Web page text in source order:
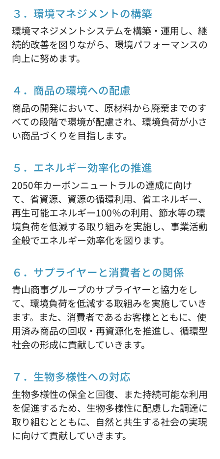
３．環境マネジメントの構築
環境マネジメントシステムを構築・運用し、継
続的改善を図りながら、環境パフォーマンスの
向上に努めます。
４．商品の環境への配慮
商品の開発において、原材料から廃棄までのす
べての段階で環境が配慮され、環境負荷が小さ
い商品づくりを目指します。
５．エネルギー効率化の推進
2050年カーボンニュートラルの達成に向け
て、省資源、資源の循環利用、省エネルギー、
再生可能エネルギー100％の利用、節水等の環
境負荷を低減する取り組みを実施し、事業活動
全般でエネルギー効率化を図ります。
６．サプライヤーと消費者との関係
青山商事グループのサプライヤーと協力をし
て、環境負荷を低減する取組みを実施していき
ます。また、消費者であるお客様とともに、使
用済み商品の回収・再資源化を推進し、循環型
社会の形成に貢献していきます。
７．生物多様性への対応
生物多様性の保全と回復、また持続可能な利用
を促進するため、生物多様性に配慮した調達に
取り組むとともに、自然と共生する社会の実現
に向けて貢献していきます。